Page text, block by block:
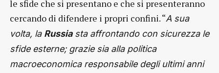
le sfide che si presentano e che si presenteranno
cercando di difendere i propri confini. “A sua
volta, la Russiasta affrontando con sicurezza le
sfide esterne; grazie sia alla politica
macroeconomica responsabile degli ultimi anni